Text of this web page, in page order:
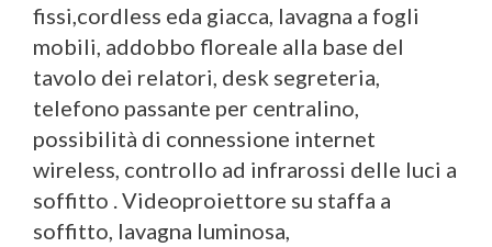
fissi,cordless eda giacca, lavagna a fogli
mobili, addobbo floreale alla base del
tavolo dei relatori, desk segreteria,
telefono passante per centralino,
possibilità di connessione internet
wireless, controllo ad infrarossi delle luci a
soffitto . Videoproiettore su staffa a
soffitto, lavagna luminosa,